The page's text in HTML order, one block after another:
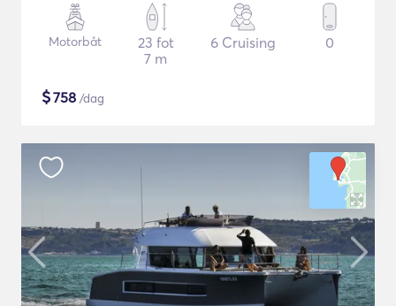
Motorbåt
23 fot
7 m
6 Cruising 0
$758 /dag